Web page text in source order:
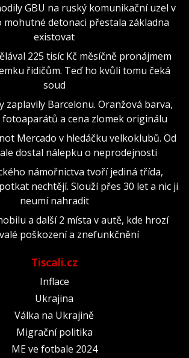
GBU na ruský komunikační uzel v
mohutné detonaci přestala základna
existovat
225 tisíc Kč měsíčně pronájmem
řidičům. Teď ho kvůli tomu čeká
soud
zaplavily Barcelonu. Oranžová barva,
a cena zlomek originálu
Mercado v hledáčku velkoklubů. Od
dostal nálepku o neprodejnosti
námořnictva tvoří jediná třída,
nechtějí. Slouží přes 30 let a nic ji
neumí nahradit
a další 2 místa v autě, kde hrozí
poškození a znefunkčnění
Tiscali.cz
Inflace
Ukrajina
Válka na Ukrajině
Migrační politika
ME ve fotbale 2024